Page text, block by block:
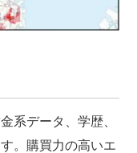
系データ、学歴、
。購買力の高いエ